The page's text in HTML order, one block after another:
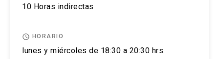
10 Horas indirectas
access_time HORARIO
lunes y miércoles de 18:30 a 20:30 hrs.